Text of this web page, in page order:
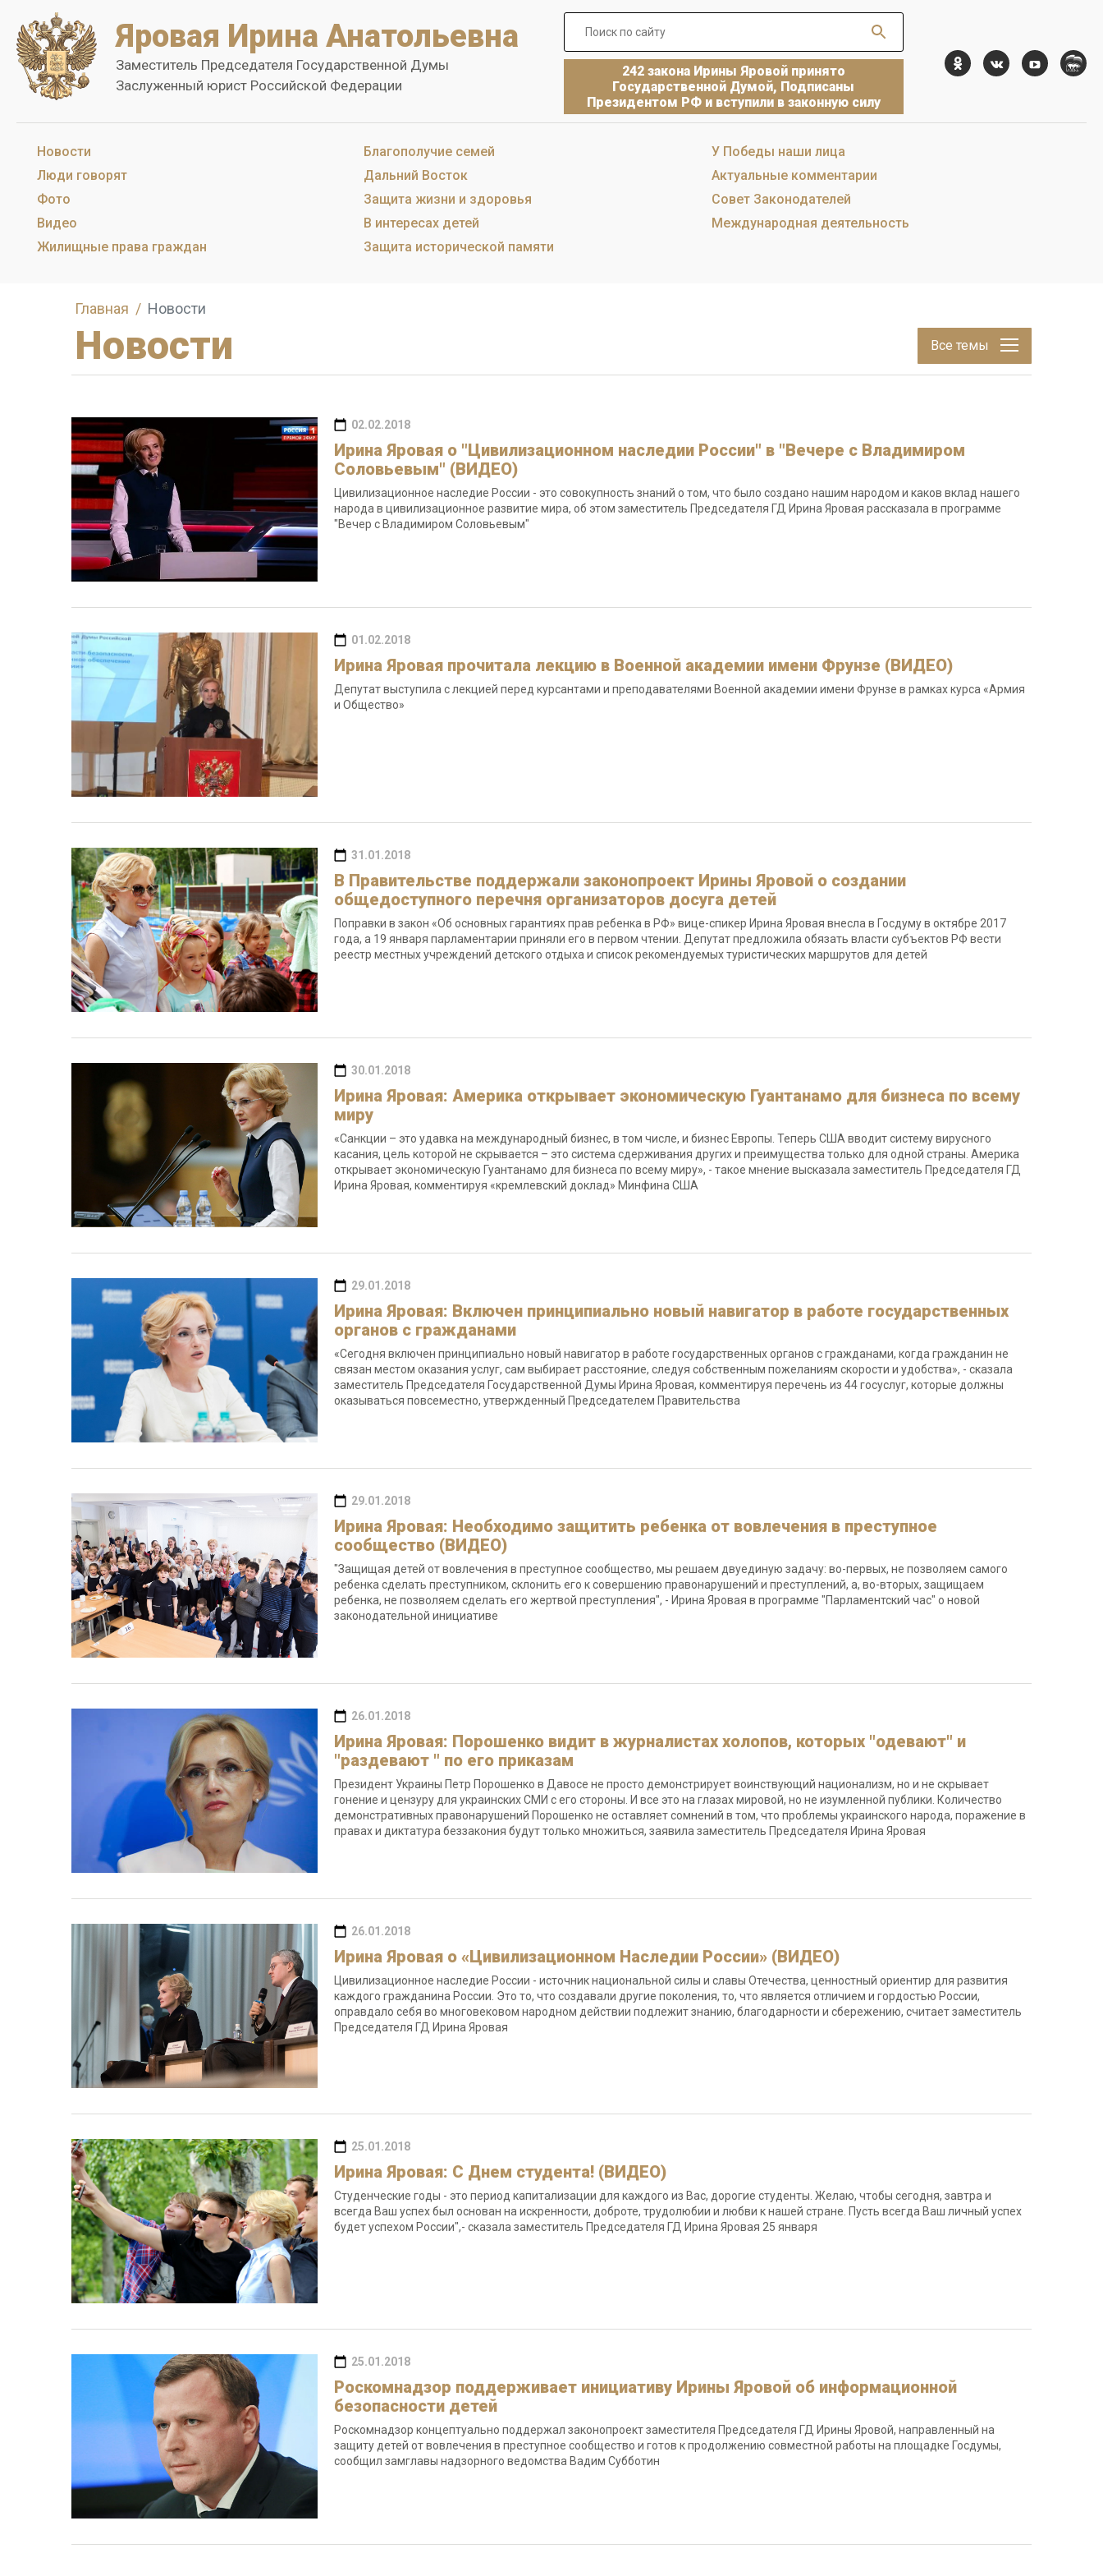
Яровая Ирина Анатольевна
Заместитель Председателя Государственной Думы
Заслуженный юрист Российской Федерации
242 закона Ирины Яровой принято
Государственной Думой, Подписаны
Президентом РФ и вступили в законную силу
Новости
Люди говорят
Фото
Видео
Жилищные права граждан
Благополучие семей
Дальний Восток
Защита жизни и здоровья
В интересах детей
Защита исторической памяти
У Победы наши лица
Актуальные комментарии
Совет Законодателей
Международная деятельность
Главная Новости
Новости Все темы
02.02.2018
Ирина Яровая о "Цивилизационном наследии России" в "Вечере с Владимиром
Соловьевым" (ВИДЕО)
Цивилизационное наследие России - это совокупность знаний о том, что было создано нашим народом и каков вклад нашего
народа в цивилизационное развитие мира, об этом заместитель Председателя ГД Ирина Яровая рассказала в программе
"Вечер с Владимиром Соловьевым"
01.02.2018
Ирина Яровая прочитала лекцию в Военной академии имени Фрунзе (ВИДЕО)
Депутат выступила с лекцией перед курсантами и преподавателями Военной академии имени Фрунзе в рамках курса «Армия
и Общество»
31.01.2018
В Правительстве поддержали законопроект Ирины Яровой о создании
общедоступного перечня организаторов досуга детей
Поправки в закон «Об основных гарантиях прав ребенка в РФ» вице-спикер Ирина Яровая внесла в Госдуму в октябре 2017
года, а 19 января парламентарии приняли его в первом чтении. Депутат предложила обязать власти субъектов РФ вести
реестр местных учреждений детского отдыха и список рекомендуемых туристических маршрутов для детей
30.01.2018
Ирина Яровая: Америка открывает экономическую Гуантанамо для бизнеса по всему
миру
«Санкции – это удавка на международный бизнес, в том числе, и бизнес Европы. Теперь США вводит систему вирусного
касания, цель которой не скрывается – это система сдерживания других и преимущества только для одной страны. Америка
открывает экономическую Гуантанамо для бизнеса по всему миру», - такое мнение высказала заместитель Председателя ГД
Ирина Яровая, комментируя «кремлевский доклад» Минфина США
29.01.2018
Ирина Яровая: Включен принципиально новый навигатор в работе государственных
органов с гражданами
«Сегодня включен принципиально новый навигатор в работе государственных органов с гражданами, когда гражданин не
связан местом оказания услуг, сам выбирает расстояние, следуя собственным пожеланиям скорости и удобства», - сказала
заместитель Председателя Государственной Думы Ирина Яровая, комментируя перечень из 44 госуслуг, которые должны
оказываться повсеместно, утвержденный Председателем Правительства
29.01.2018
Ирина Яровая: Необходимо защитить ребенка от вовлечения в преступное
сообщество (ВИДЕО)
"Защищая детей от вовлечения в преступное сообщество, мы решаем двуединую задачу: во-первых, не позволяем самого
ребенка сделать преступником, склонить его к совершению правонарушений и преступлений, а, во-вторых, защищаем
ребенка, не позволяем сделать его жертвой преступления", - Ирина Яровая в программе "Парламентский час" о новой
законодательной инициативе
26.01.2018
Ирина Яровая: Порошенко видит в журналистах холопов, которых "одевают" и
"раздевают " по его приказам
Президент Украины Петр Порошенко в Давосе не просто демонстрирует воинствующий национализм, но и не скрывает
гонение и цензуру для украинских СМИ с его стороны. И все это на глазах мировой, но не изумленной публики. Количество
демонстративных правонарушений Порошенко не оставляет сомнений в том, что проблемы украинского народа, поражение в
правах и диктатура беззакония будут только множиться, заявила заместитель Председателя Ирина Яровая
26.01.2018
Ирина Яровая о «Цивилизационном Наследии России» (ВИДЕО)
Цивилизационное наследие России - источник национальной силы и славы Отечества, ценностный ориентир для развития
каждого гражданина России. Это то, что создавали другие поколения, то, что является отличием и гордостью России,
оправдало себя во многовековом народном действии подлежит знанию, благодарности и сбережению, считает заместитель
Председателя ГД Ирина Яровая
25.01.2018
Ирина Яровая: С Днем студента! (ВИДЕО)
Студенческие годы - это период капитализации для каждого из Вас, дорогие студенты. Желаю, чтобы сегодня, завтра и
всегда Ваш успех был основан на искренности, доброте, трудолюбии и любви к нашей стране. Пусть всегда Ваш личный успех
будет успехом России",- сказала заместитель Председателя ГД Ирина Яровая 25 января
25.01.2018
Роскомнадзор поддерживает инициативу Ирины Яровой об информационной
безопасности детей
Роскомнадзор концептуально поддержал законопроект заместителя Председателя ГД Ирины Яровой, направленный на
защиту детей от вовлечения в преступное сообщество и готов к продолжению совместной работы на площадке Госдумы,
сообщил замглавы надзорного ведомства Вадим Субботин